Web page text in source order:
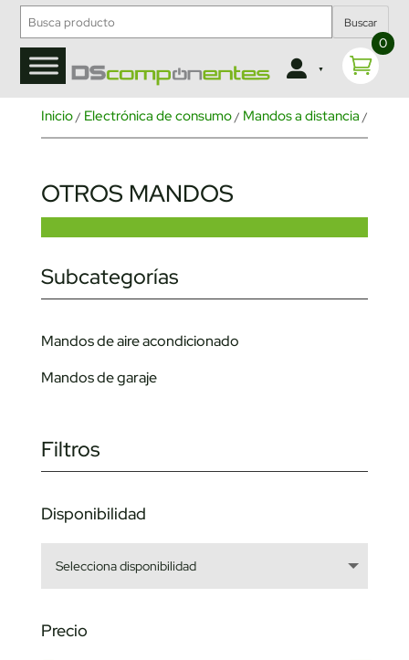
Buscar
0
Inicio/ Electrónica de consumo/ Mandos a distancia / Otros
OTROS MANDOS
Subcategorías
Mandos de aire acondicionado
Mandos de garaje
Filtros
Disponibilidad
Precio